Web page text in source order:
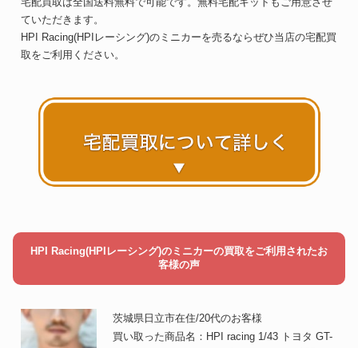
ていただきます。
HPI Racing(HPIレーシング)のミニカーを売るならぜひ当店の宅配買
取をご利用ください。
HPI Racing(HPIレーシング)のミニカーの買取をご利用されたお
客様の声
茨城県日立市在住/20代のお客様
買い取った商品名：HPI racing 1/43 トヨタ GT-